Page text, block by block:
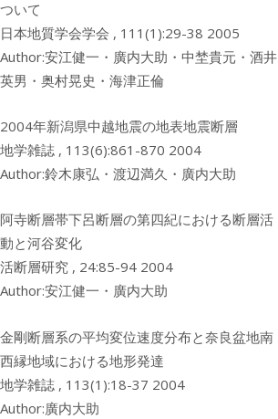
ついて
日本地質学会学会 , 111(1):29-38 2005
Author:安江健一・廣内大助・中埜貴元・酒井
英男・奥村晃史・海津正倫
2004年新潟県中越地震の地表地震断層
地学雑誌 , 113(6):861-870 2004
Author:鈴木康弘・渡辺満久・廣内大助
阿寺断層帯下呂断層の第四紀における断層活
動と河谷変化
活断層研究 , 24:85-94 2004
Author:安江健一・廣内大助
金剛断層系の平均変位速度分布と奈良盆地南
西縁地域における地形発達
地学雑誌 , 113(1):18-37 2004
Author:廣内大助